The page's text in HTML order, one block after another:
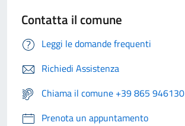
Contatta il comune
Leggi le domande frequenti
Richiedi Assistenza
Chiama il comune +39 865 946130
Prenota un appuntamento